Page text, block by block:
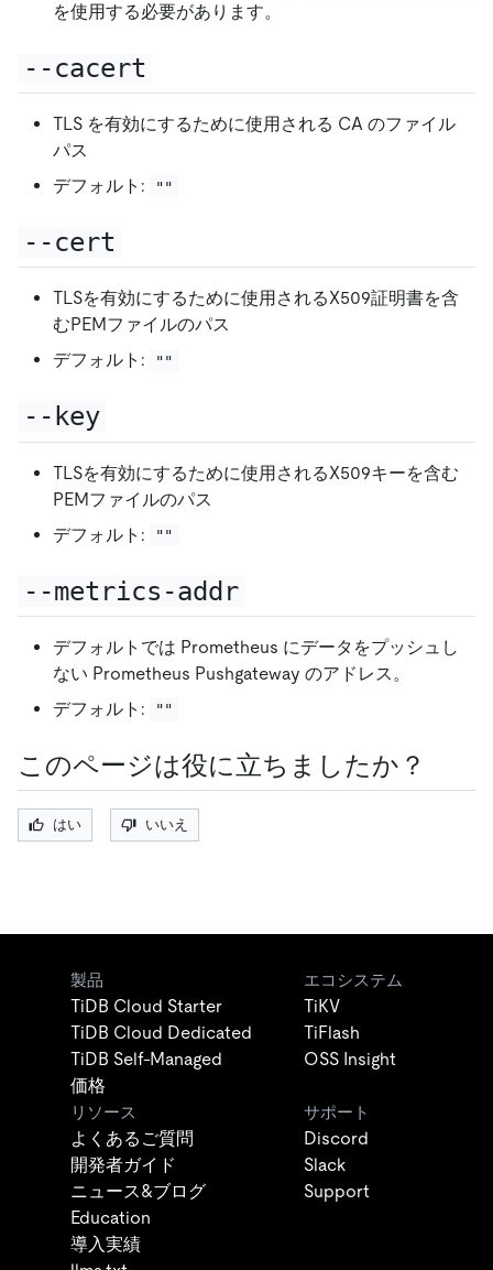
を使用する必要があります。
--cacert
TLS を有効にするために使用される CA のファイル
パス
デフォルト:
""
--cert
TLSを有効にするために使用されるX509証明書を含
むPEMファイルのパス
デフォルト:
""
--key
TLSを有効にするために使用されるX509キーを含む
PEMファイルのパス
デフォルト:
""
--metrics-addr
デフォルトでは Prometheus にデータをプッシュし
ない Prometheus Pushgateway のアドレス。
デフォルト:
""
このページは役に立ちましたか？
はい いいえ
製品
TiDB Cloud Starter
TiDB Cloud Dedicated
TiDB Self-Managed
価格
エコシステム
TiKV
TiFlash
OSS Insight
リソース
よくあるご質問
開発者ガイド
ニュース&ブログ
Education
導入実績
サポート
Discord
Slack
Support